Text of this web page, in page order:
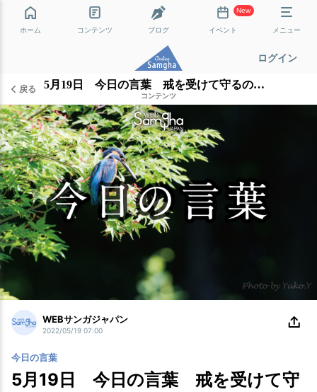
ホーム コンテンツ ブログ
New
イベント メニュー
ログイン
戻る 5月19日 今日の言葉 戒を受けて守るのは素晴らしいこと
コンテンツ
WEBサンガジャパン
2022/05/19 07:00
今日の言葉
5月19日 今日の言葉 戒を受けて守